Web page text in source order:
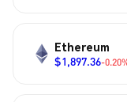
Ethereum
$1,897.36-